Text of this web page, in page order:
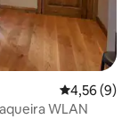
4,56 (9)
WLAN